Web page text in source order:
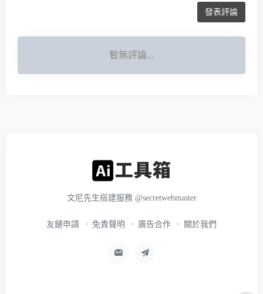
發表評論
暫無評論...
文尼先生搭建服務 @secretwebmaster
友鏈申請 免責聲明 廣告合作 關於我們